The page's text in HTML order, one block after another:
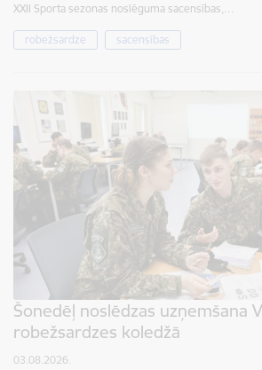
XXII Sporta sezonas noslēguma sacensības,…
robežsardze sacensības
Šonedēļ noslēdzas uzņemšana
robežsardzes koledžā
03.08.2026.